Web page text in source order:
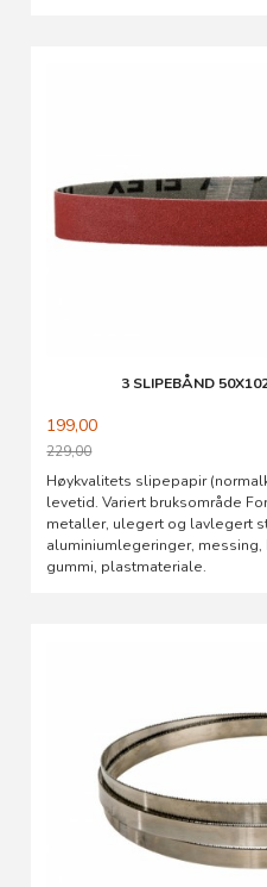
3 SLIPEBÅND
199,00
229,00
Rabatt
Høykvalitets slipepapir
levetid. Variert bruksområde
metaller, ulegert og lavlegert
aluminiumlegeringer,
gummi, plastmateriale.